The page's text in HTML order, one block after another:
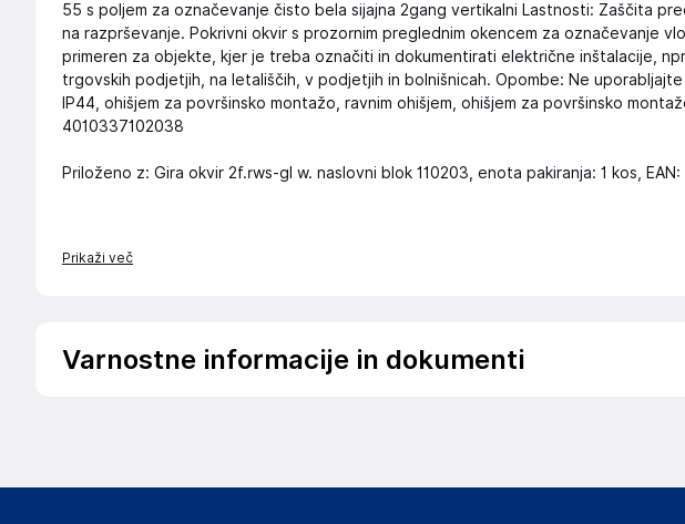
55 s poljem za označevanje čisto bela sijajna 2gang vertikalni Lastnosti: Zaščita
na razprševanje. Pokrivni okvir s prozornim preglednim okencem za označevanje
primeren za objekte, kjer je treba označiti in dokumentirati električne inštalacije,
trgovskih podjetjih, na letališčih, v podjetjih in bolnišnicah. Opombe: Ne uporabljajte
IP44, ohišjem za površinsko montažo, ravnim ohišjem, ohišjem za površinsko
4010337102038
Priloženo z: Gira okvir 2f.rws-gl w. naslovni blok 110203, enota pakiranja: 1 kos,
Prikaži več
Varnostne informacije in dokumenti